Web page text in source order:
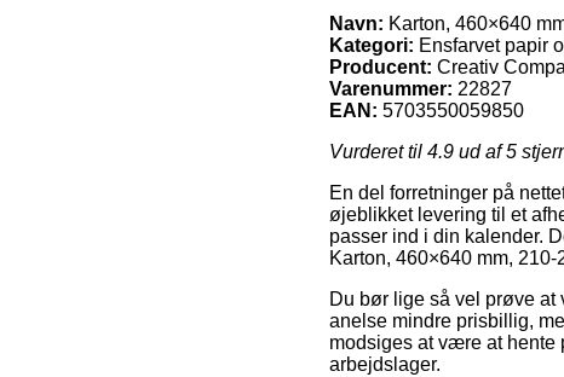
Navn: Karton, 460×640
Kategori: Ensfarvet papir
Producent: Creativ
Varenummer: 22827
EAN: 5703550059850
Vurderet til 4.9 ud af 5
En del forretninger på
øjeblikket levering til et
passer ind i din kalender.
Karton, 460×640 mm,
Du bør lige så vel prøve
anelse mindre prisbillig,
modsiges at være at hente
arbejdslager.